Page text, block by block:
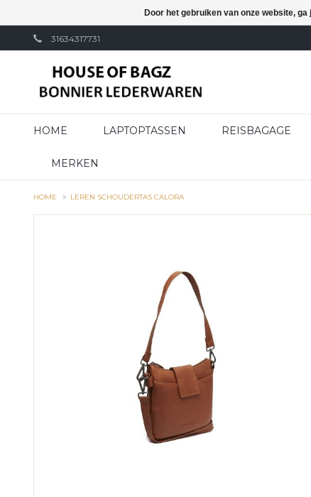
31634317731
HOME LAPTOPTASSEN REISBAGAGE
MERKEN
HOME LEREN SCHOUDERTAS CALORA
Door het gebruiken van onze website,